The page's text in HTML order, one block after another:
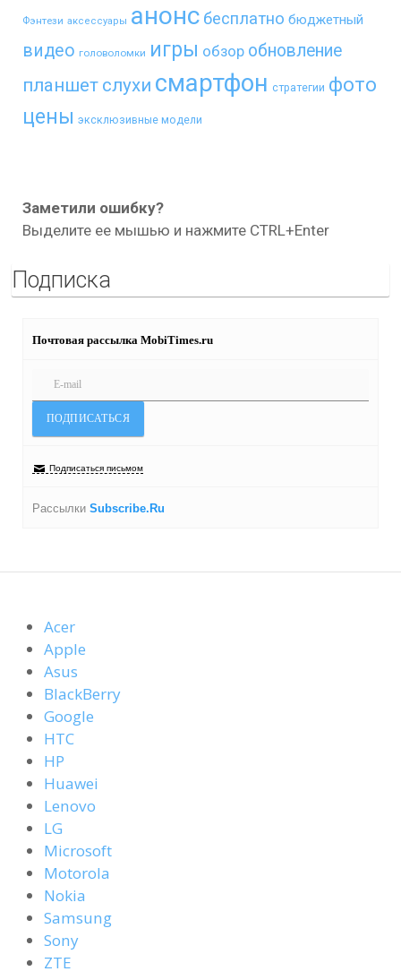
Фэнтези аксессуары анонс бесплатно бюджетный
видео головоломки игры обзор обновление
планшет слухи смартфон стратегии фото
цены эксклюзивные модели
Заметили ошибку?
Выделите ее мышью и нажмите CTRL+Enter
Подписка
Почтовая рассылка MobiTimes.ru
Подписаться письмом
Рассылки Subscribe.Ru
Acer
Apple
Asus
BlackBerry
Google
HTC
HP
Huawei
Lenovo
LG
Microsoft
Motorola
Nokia
Samsung
Sony
ZTE